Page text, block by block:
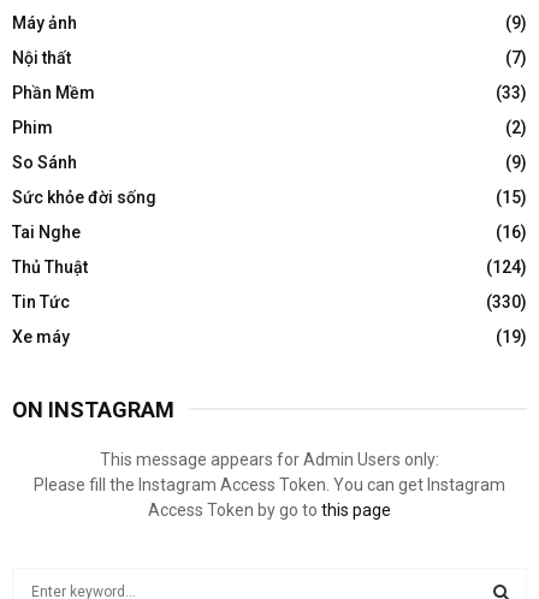
Máy ảnh
(9)
Nội thất
(7)
Phần Mềm
(33)
Phim
(2)
So Sánh
(9)
Sức khỏe đời sống
(15)
Tai Nghe
(16)
Thủ Thuật
(124)
Tin Tức
(330)
Xe máy
(19)
ON INSTAGRAM
This message appears for Admin Users only:
Please fill the Instagram Access Token. You can get Instagram
Access Token by go to this page